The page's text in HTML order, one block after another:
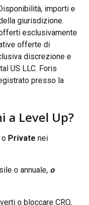
importi e
giurisdizione.
esclusivamente
offerte di
discrezione e
US LLC. Foris
presso la
a Level Up?
o Private nei
o annuale, o
o bloccare CRO,